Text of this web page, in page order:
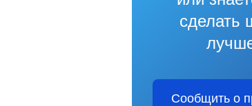
сделать
Сообщить о